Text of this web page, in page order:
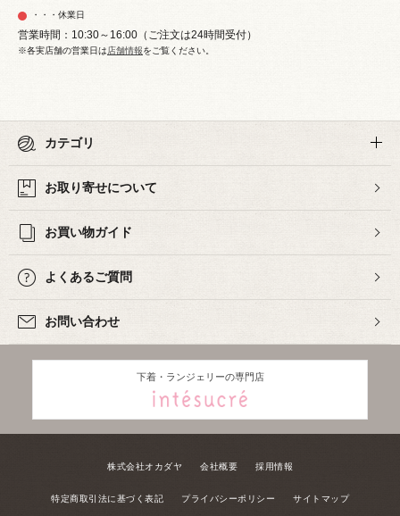
・・・休業日
営業時間：10:30～16:00（ご注文は24時間受付）
※各実店舗の営業日は店舗情報をご覧ください。
カテゴリ
お取り寄せについて
お買い物ガイド
よくあるご質問
お問い合わせ
下着・ランジェリーの専門店
株式会社オカダヤ 会社概要 採用情報
特定商取引法に基づく表記 プライバシーポリシー サイトマップ